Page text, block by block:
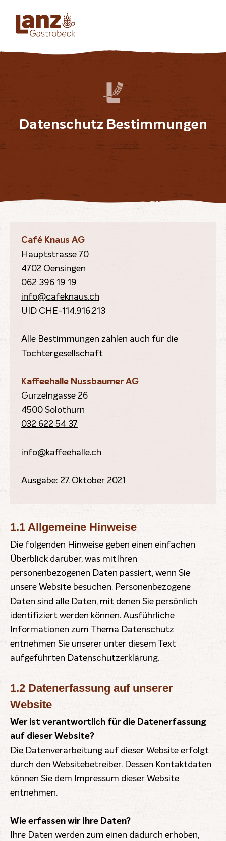
Datenschutz Bestimmungen
Café Knaus AG
Hauptstrasse 70
4702 Oensingen
062 396 19 19
info@cafeknaus.ch
UID CHE-114.916.213
Alle Bestimmungen zählen auch für die
Tochtergesellschaft
Kaffeehalle Nussbaumer AG
Gurzelngasse 26
4500 Solothurn
032 622 54 37
info@kaffeehalle.ch
Ausgabe: 27. Oktober 2021
1.1 Allgemeine Hinweise
Die folgenden Hinweise geben einen einfachen
Überblick darüber, was mitIhren
personenbezogenen Daten passiert, wenn Sie
unsere Website besuchen. Personenbezogene
Daten sind alle Daten, mit denen Sie persönlich
identifiziert werden können. Ausführliche
Informationen zum Thema Datenschutz
entnehmen Sie unserer unter diesem Text
aufgeführten Datenschutzerklärung.
1.2 Datenerfassung auf unserer
Website
Wer ist verantwortlich für die Datenerfassung
auf dieser Website?
Die Datenverarbeitung auf dieser Website erfolgt
durch den Websitebetreiber. Dessen Kontaktdaten
können Sie dem Impressum dieser Website
entnehmen.
Wie erfassen wir Ihre Daten?
Ihre Daten werden zum einen dadurch erhoben,